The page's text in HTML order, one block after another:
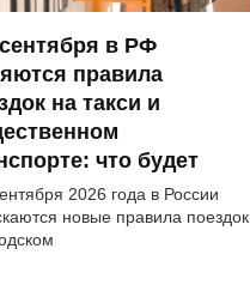
в РФ
правила
на такси и
что будет
2026 года в России
новые правила поездок